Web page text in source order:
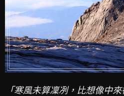
「寒風未算凜冽，比想像中